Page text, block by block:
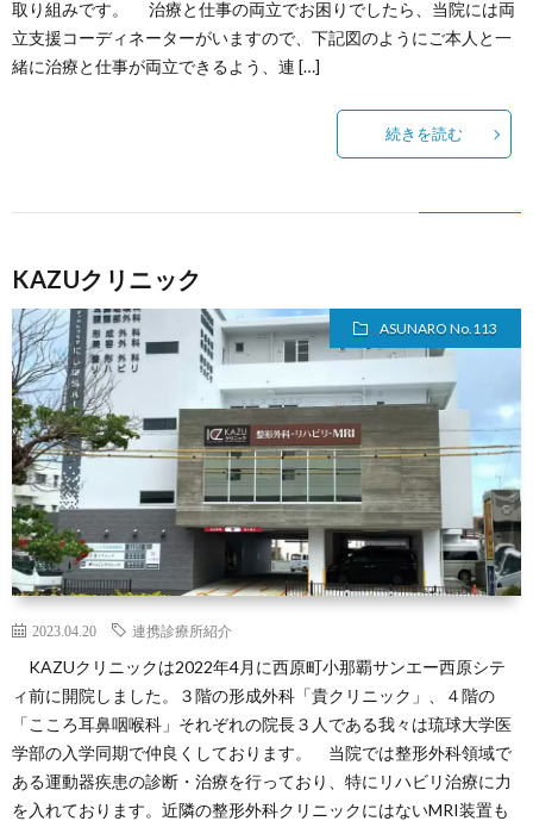
取り組みです。 治療と仕事の両立でお困りでしたら、当院には両
立支援コーディネーターがいますので、下記図のようにご本人と一
緒に治療と仕事が両立できるよう、連 […]
続きを読む
KAZUクリニック
ASUNARO No.113
2023.04.20 連携診療所紹介
KAZUクリニックは2022年4月に西原町小那覇サンエー西原シテ
ィ前に開院しました。３階の形成外科「貴クリニック」、４階の
「こころ耳鼻咽喉科」それぞれの院長３人である我々は琉球大学医
学部の入学同期で仲良くしております。 当院では整形外科領域で
ある運動器疾患の診断・治療を行っており、特にリハビリ治療に力
を入れております。近隣の整形外科クリニックにはないMRI装置も